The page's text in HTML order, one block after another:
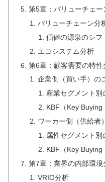
第5章：バリューチェ
バリューチェーン分
価値の源泉のシフ
エコシステム分析
第6章：顧客需要の特性
企業側（買い手）の
産業セグメント別
KBF（Key Buying
ワーカー側（供給者
属性セグメント別
KBF（Key Buying
第7章：業界の内部環境
VRIO分析